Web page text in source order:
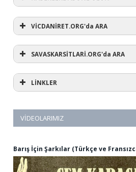
AVUKATA DANIŞ
KONULARINA GÖRE YAZILAR
#refusewar(1)
'dur' ihtarı(3)
1 aralık(11)
1 eylül (12)
1. Dünya Savaşı(5)
(3)
12 mart(1)
28 şubat(2)
318(59)
VİCDANİRET.ORG'da ARA
SAVASKARSİTLARİ.ORG'da ARA
LİNKLER
VİDEOLARIMIZ
Barış İçin Şarkılar (Türkçe ve